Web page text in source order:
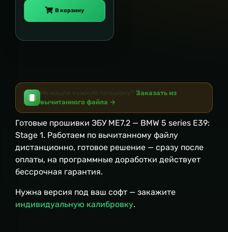
В корзину
Не нашли нужную прошивку? Заказать из
вычитанного файла →
Готовые прошивки ЭБУ ME7.2 — BMW 5 series E39:
Stage 1. Работаем по вычитанному файлу
дистанционно, готовое решение — сразу после
оплаты, на программные доработки действует
бессрочная гарантия.
Нужна версия под ваш софт — закажите
индивидуальную калибровку.